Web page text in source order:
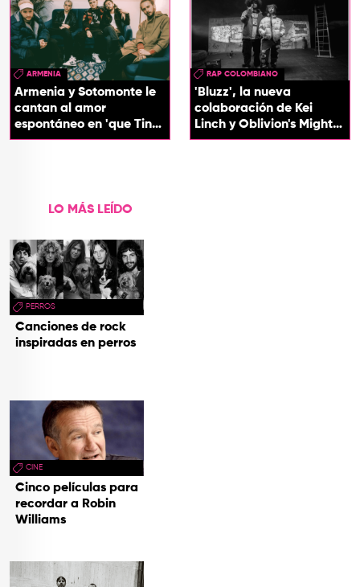
ARMENIA
Armenia y Sotomonte le
cantan al amor
espontáneo en 'que Tin
que Tan'
RAP COLOMBIANO
'Bluzz', la nueva
colaboración de Kei
Linch y Oblivion's Mighty
Trash
LO MÁS LEÍDO
PERROS
Canciones de rock
inspiradas en perros
CINE
Cinco películas para
recordar a Robin
Williams